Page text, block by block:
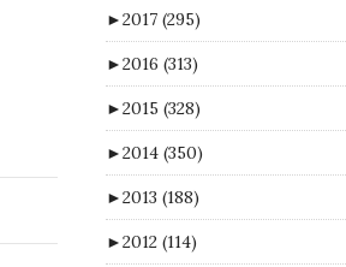
►2017 (295)
►2016 (313)
►2015 (328)
►2014 (350)
►2013 (188)
►2012 (114)